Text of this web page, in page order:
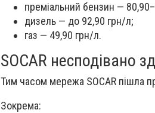
преміальний бензин —
дизель — до 92,90 грн/л;
газ — 49,90 грн/л.
SOCAR несподівано
Тим часом мережа SOCAR пішла
Зокрема: